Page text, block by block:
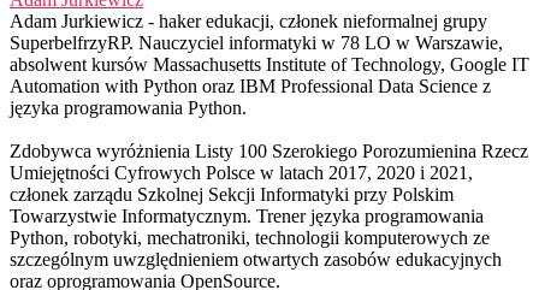
Adam Jurkiewicz - haker edukacji, członek nieformalnej grupy
SuperbelfrzyRP. Nauczyciel informatyki w 78 LO w Warszawie,
absolwent kursów Massachusetts Institute of Technology, Google IT
Automation with Python oraz IBM Professional Data Science z
języka programowania Python.
Zdobywca wyróżnienia Listy 100 Szerokiego Porozumienina Rzecz
Umiejętności Cyfrowych Polsce w latach 2017, 2020 i 2021,
członek zarządu Szkolnej Sekcji Informatyki przy Polskim
Towarzystwie Informatycznym. Trener języka programowania
Python, robotyki, mechatroniki, technologii komputerowych ze
szczególnym uwzględnieniem otwartych zasobów edukacyjnych
oraz oprogramowania OpenSource.